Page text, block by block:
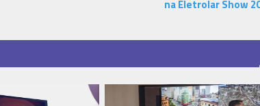
na Eletrolar Show